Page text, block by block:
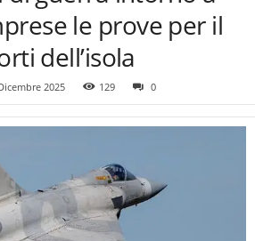
le prove per il
dell’isola
2025 129 0